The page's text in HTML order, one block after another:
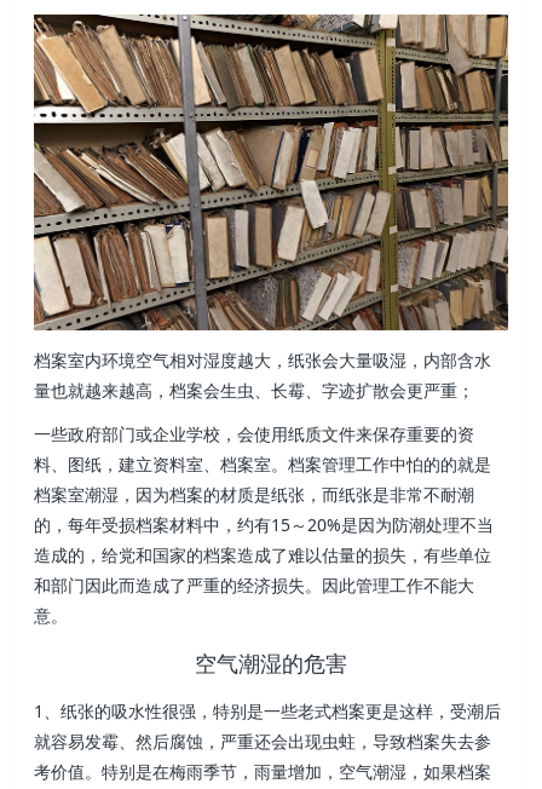
档案室内环境空气相对湿度越大，纸张会大量吸湿，内部含水
量也就越来越高，档案会生虫、长霉、字迹扩散会更严重；
一些政府部门或企业学校，会使用纸质文件来保存重要的资
料、图纸，建立资料室、档案室。档案管理工作中怕的的就是
档案室潮湿，因为档案的材质是纸张，而纸张是非常不耐潮
的，每年受损档案材料中，约有15～20%是因为防潮处理不当
造成的，给党和国家的档案造成了难以估量的损失，有些单位
和部门因此而造成了严重的经济损失。因此管理工作不能大
意。
空气潮湿的危害
1、纸张的吸水性很强，特别是一些老式档案更是这样，受潮后
就容易发霉、然后腐蚀，严重还会出现虫蛀，导致档案失去参
考价值。特别是在梅雨季节，雨量增加，空气潮湿，如果档案